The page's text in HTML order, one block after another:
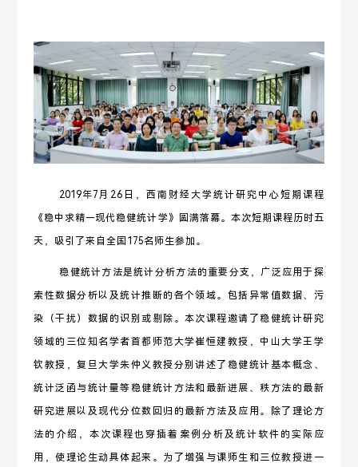
2019年7 月26日，西南财经大学统计研究中心短期课程
《稳中求精—现代稳健统计学》圆满落幕。本次短期 课程历时五
天，吸引了来自全国 175名师生参加。
稳健统计方法是统计分析方法的重要分支，广泛应用于探
索性数据分析以及统计推断的各个领域。包括异常值数据、污
染（干扰）数据的识别或剔除。本次课程邀请了稳健统计研究
领域的三位知名学者首都师范大学崔恒建教授，中山大学王学
钦教授，复旦大学朱仲义教授分别讲述了稳健统计基本概念、
统计泛函与统计量等稳健统计方法和最新进展、秩方法的最新
研究进展以及现代分位数回归的最新方法及应用。除了理论方
法的介绍，本次课程也穿插着案例分析及统计软件的实际应
用，使理论生动具体起来。为了增强与课师生和三位教授进一